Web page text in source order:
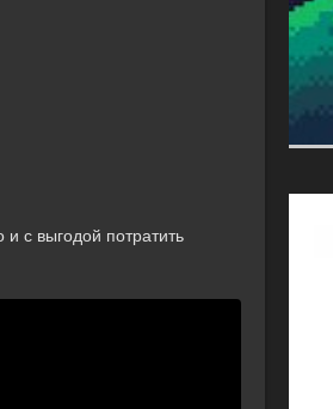
с выгодой потратить